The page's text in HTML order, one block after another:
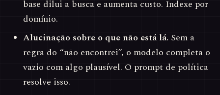
base dilui a busca e aumenta custo. Indexe por
domínio.
Alucinação sobre o que não está lá. Sem a
regra do “não encontrei”, o modelo completa o
vazio com algo plausível. O prompt de política
resolve isso.